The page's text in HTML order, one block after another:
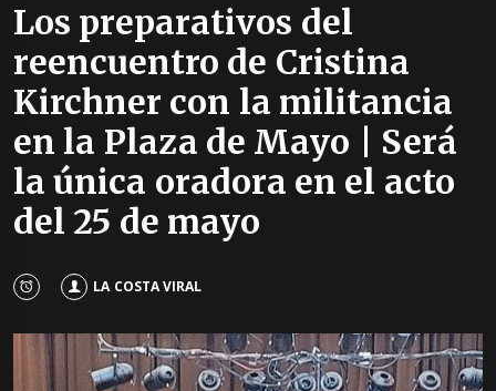
Los preparativos del
reencuentro de Cristina
Kirchner con la militancia
en la Plaza de Mayo | Será
la única oradora en el acto
del 25 de mayo
LA COSTA VIRAL